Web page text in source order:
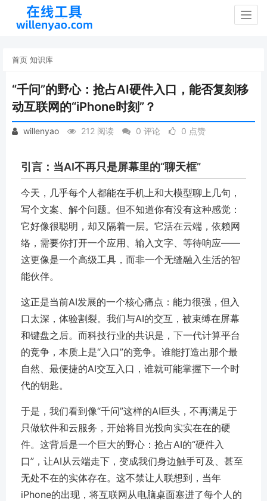
首页 知识库
“千问”的野心：抢占AI硬件入口，能否复刻移
动互联网的“iPhone时刻”？
willenyao 212 阅读 0 评论 0 点赞
引言：当AI不再只是屏幕里的“聊天框”
今天，几乎每个人都能在手机上和大模型聊上几句，
写个文案、解个问题。但不知道你有没有这种感觉：
它好像很聪明，却又隔着一层。它活在云端，依赖网
络，需要你打开一个应用、输入文字、等待响应——
这更像是一个高级工具，而非一个无缝融入生活的智
能伙伴。
这正是当前AI发展的一个核心痛点： 能力很强，但入
口太深，体验割裂。我们与AI的交互，被束缚在屏幕
和键盘之后。而科技行业的共识是，下一代计算平台
的竞争，本质上是“入口”的竞争。谁能打造出那个最
自然、最便捷的AI交互入口，谁就可能掌握下一个时
代的钥匙。
于是，我们看到像“千问”这样的AI巨头，不再满足于
只做软件和云服务，开始将目光投向实实在在的硬
件。这背后是一个巨大的野心： 抢占AI的“硬件入
口”，让AI从云端走下，变成我们身边触手可及、甚至
无处不在的实体存在。这不禁让人联想到，当年
iPhone的出现，将互联网从电脑桌面塞进了每个人的